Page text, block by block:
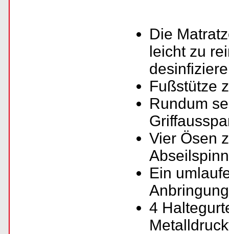
Die
leicht zu
Fußstütze
Rundum
Vier Ösen
Ein
4